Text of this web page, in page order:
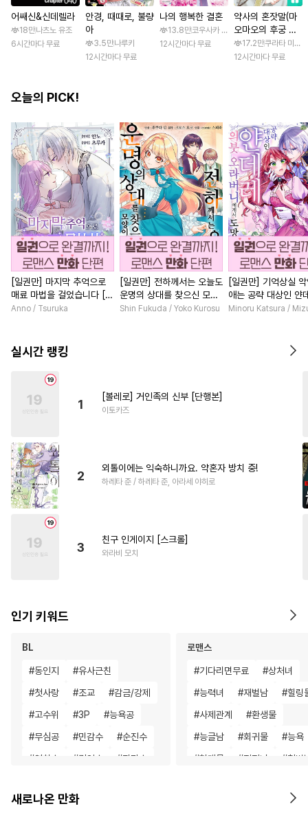
어쌔신&신데렐라
18만나츠노 유조
6시간마다 무료
안경, 때때로, 불량
아
3.5만나루키
12시간마다 무료
나의 행복한 결혼
13.8만코우사카 리토 / 아기토기 아쿠미
12시간마다 무료
약사의 혼잣말(마
오마오의 후궁 수
수께끼 풀이수첩)
17.2만쿠라타 미노
12시간마다 무료
오늘의 PICK!
[일권만] 마지막 추억으로
매료 마법을 걸었습니다 [단
행본]
Anno / Tsuruka
[일권만] 전하께서는 오늘도
운명의 상대를 찾으신 모양
이네요 (웃음) [단행본]
Shin Fukuda / Yoko Kurosu
[일권만] 기억상실
애는 공략 대상인 얀
붓 오라버니에게서
Minoru Katsura /
실시간 랭킹
1
[볼레로] 거인족의 신부 [단행본]
이토카즈
2
외톨이에는 익숙하니까요. 약혼자 방치 중!
하레타 준 / 하레타 준, 아라세 야히로
3
친구 인게이지 [스크롤]
와라비 모치
인기 키워드
BL
#동인지 #유사근친
#첫사랑 #조교 #감금/강제
#고수위 #3P #능욕공
#무심공 #민감수 #순진수
#연하수 #귀염수 #잔망수
#후회공 #존댓말공
로맨스
#기다리면무료 #상처녀
#능력녀 #재벌남 #힐링
#사제관계 #환생물
#능글남 #회귀물 #능욕
#현대물 #직진녀 #철벽
다정남
새로나온 만화